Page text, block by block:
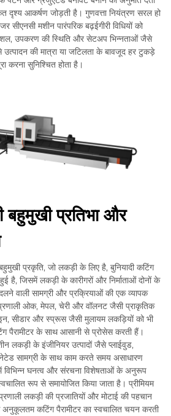
दृश्य आकर्षण जोड़ती है। गुणवत्ता नियंत्रण सरल हो
सीएनसी मशीन पारंपरिक बढ़ईगीरी विधियों को
उपकरण की स्थिति और सेटअप भिन्नताओं जैसे
की मात्रा या जटिलता के बावजूद हर टुकड़े
करना सुनिश्चित होता है।
बहुमुखी प्रतिभा और
प्रकृति, जो लकड़ी के लिए है, बुनियादी कटिंग
जिसमें लकड़ी के कारीगरों और निर्माताओं दोनों के
वाली सामग्री और प्रक्रियाओं की एक व्यापक
ओक, मेपल, चेरी और वॉलनट जैसी प्राकृतिक
सीडार और स्प्रूस जैसी मुलायम लकड़ियों को भी
पैरामीटर के साथ आसानी से प्रोसेस करती हैं।
लकड़ी के इंजीनियर उत्पादों जैसे प्लाईवुड,
सामग्री के साथ काम करते समय असाधारण
विभिन्न घनत्व और संरचना विशेषताओं के अनुरूप
रूप से समायोजित किया जाता है। प्रीमियम
लकड़ी की प्रजातियों और मोटाई की पहचान
कटिंग पैरामीटर का स्वचालित चयन करती